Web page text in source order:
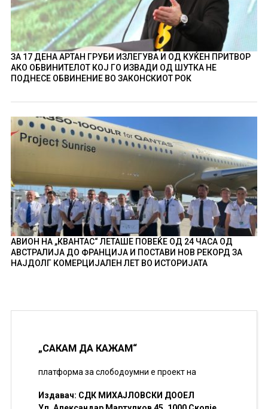
ЗА 17 ДЕНА АРТАН ГРУБИ ИЗЛЕГУВА И ОД КУЌЕН ПРИТВОР
АКО ОБВИНИТЕЛОТ КОЈ ГО ИЗВАДИ ОД ШУТКА НЕ
ПОДНЕСЕ ОБВИНЕНИЕ ВО ЗАКОНСКИОТ РОК
АВИОН НА „КВАНТАС“ ЛЕТАШЕ ПОВЕЌЕ ОД 24 ЧАСА ОД
АВСТРАЛИЈА ДО ФРАНЦИЈА И ПОСТАВИ НОВ РЕКОРД ЗА
НАЈДОЛГ КОМЕРЦИЈАЛЕН ЛЕТ ВО ИСТОРИЈАТА
„САКАМ ДА КАЖАМ“
платформа за слободоумни е проект на
Издавач: СДК МИХАЈЛОВСКИ ДООЕЛ